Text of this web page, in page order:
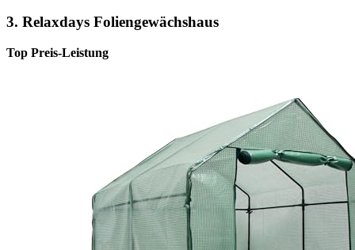
3. Relaxdays Foliengewächshaus
Top Preis-Leistung